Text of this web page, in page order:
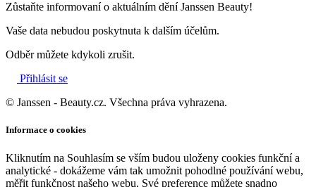
Zůstaňte informovaní o aktuálním dění Janssen Beauty!
Vaše data nebudou poskytnuta k dalším účelům.
Odběr můžete kdykoli zrušit.
Přihlásit se
© Janssen - Beauty.cz. Všechna práva vyhrazena.
Informace o cookies
Kliknutím na Souhlasím se vším budou uloženy cookies funkční a
analytické - dokážeme vám tak umožnit pohodlné používání webu,
měřit funkčnost našeho webu. Své preference můžete snadno